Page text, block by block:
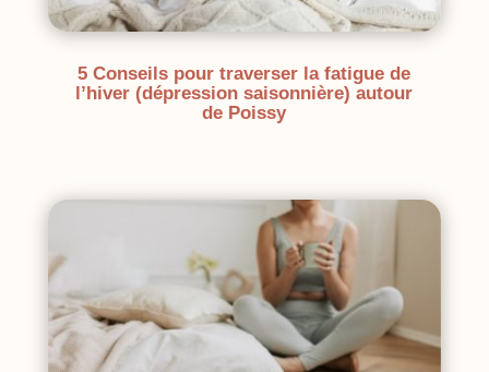
5 Conseils pour traverser la fatigue de
l’hiver (dépression saisonnière) autour
de Poissy